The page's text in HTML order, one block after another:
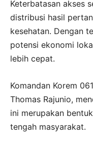
Keterbatasan akses
distribusi hasil
kesehatan. Dengan
potensi ekonomi
lebih cepat.
Komandan Korem
Thomas Rajunio,
ini merupakan
tengah masyarakat.